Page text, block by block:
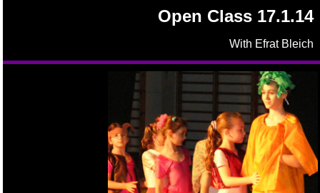
Open Class 17.1.14
With Efrat Bleich